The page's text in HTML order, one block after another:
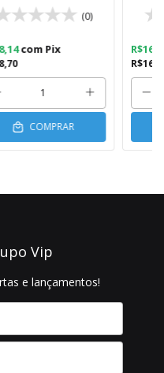
(0)
com Pix
COMPRAR
Vip
e lançamentos!